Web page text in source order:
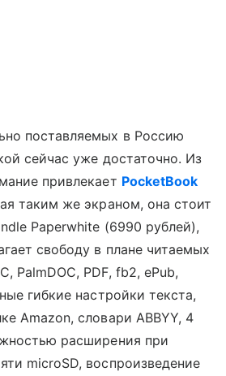
поставляемых в Россию
сейчас уже достаточно. Из
привлекает PocketBook
таким же экраном, она стоит
Paperwhite (6990 рублей),
свободу в плане читаемых
PalmDOC, PDF, fb2, ePub,
гибкие настройки текста,
Amazon, словари ABBYY, 4
расширения при
microSD, воспроизведение